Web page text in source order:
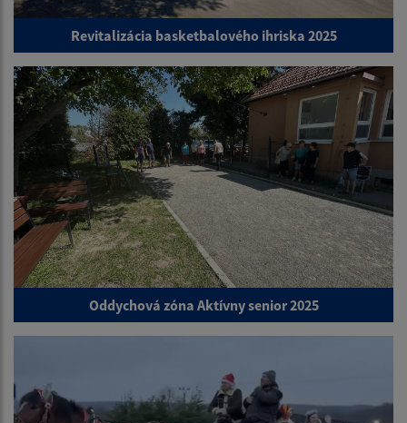
Revitalizácia basketbalového ihriska 2025
Oddychová zóna Aktívny senior 2025